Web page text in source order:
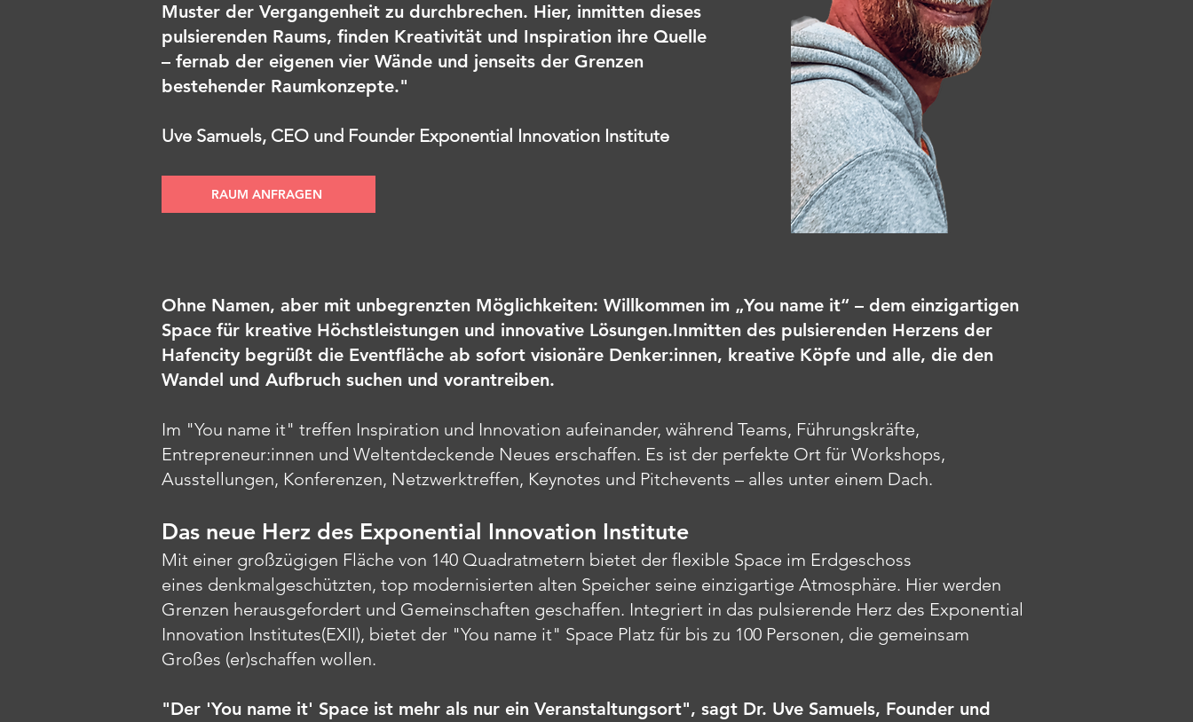
Muster der Vergangenheit zu durchbrechen. Hier, inmitten dieses
pulsierenden Raums, finden Kreativität und Inspiration ihre Quelle
– fernab der eigenen vier Wände und jenseits der Grenzen
bestehender Raumkonzepte."
Uve Samuels, CEO und Founder Exponential Innovation Institute
RAUM ANFRAGEN
Ohne Namen, aber mit unbegrenzten Möglichkeiten: Willkommen im „You name it“ – dem einzigartigen
Space für kreative Höchstleistungen und innovative Lösungen.Inmitten des pulsierenden Herzens der
Hafencity begrüßt die Eventfläche ab sofort visionäre Denker:innen, kreative Köpfe und alle, die den
Wandel und Aufbruch suchen und vorantreiben.
Im "You name it" treffen Inspiration und Innovation aufeinander, während Teams, Führungskräfte,
Entrepreneur:innen und Weltentdeckende Neues erschaffen. Es ist der perfekte Ort für Workshops,
Ausstellungen, Konferenzen, Netzwerktreffen, Keynotes und Pitchevents – alles unter einem Dach.
Das neue Herz des Exponential Innovation Institute
Mit einer großzügigen Fläche von 140 Quadratmetern bietet der flexible Space im Erdgeschoss
eines denkmalgeschützten, top modernisierten alten Speicher seine einzigartige Atmosphäre. Hier werden
Grenzen herausgefordert und Gemeinschaften geschaffen. Integriert in das pulsierende Herz des Exponential
Innovation Institutes(EXII), bietet der "You name it" Space Platz für bis zu 100 Personen, die gemeinsam
Großes (er)schaffen wollen.
"Der 'You name it' Space ist mehr als nur ein Veranstaltungsort", sagt Dr. Uve Samuels, Founder und